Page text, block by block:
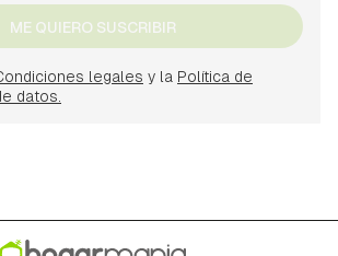
ME QUIERO SUSCRIBIR
legales y la Política de
datos.